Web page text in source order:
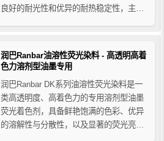
良好的耐光性和优异的耐热稳定性，主要
润巴Ranbar油溶性荧光染料 - 高透明高着
色力溶剂型油墨专用
润巴Ranbar DK系列油溶性荧光染料是一
类高透明度、高着色力的专用溶剂型油墨
荧光着色剂，具备鲜艳饱满的色彩、优异
的溶解性与分散性，以及显著的荧光亮